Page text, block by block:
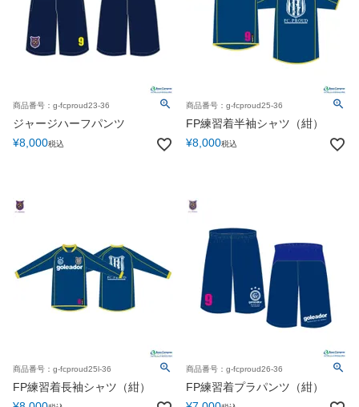
商品番号：g-fcproud23-36
ジャージハーフパンツ
¥8,000税込
商品番号：g-fcproud25-36
FP練習着半袖シャツ（紺）
¥8,000税込
商品番号：g-fcproud25l-36
FP練習着長袖シャツ（紺）
商品番号：g-fcproud26-36
FP練習着プラパンツ（紺）